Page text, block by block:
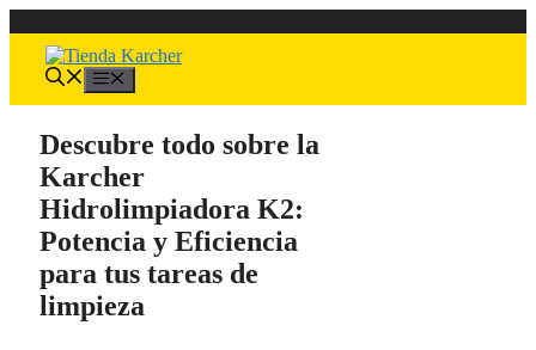
al
contenido
Descubre todo sobre la
Karcher
Hidrolimpiadora K2:
Potencia y Eficiencia
para tus tareas de
limpieza